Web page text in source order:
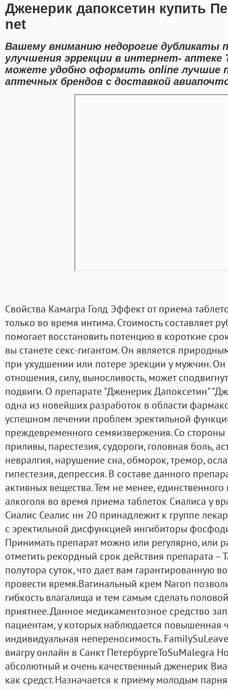
Дженерик дапоксетин купить
net
Вашему вниманию недорогие дубликаты
улучшения эррекции в интернет-
можете удобно оформить online лучшие
аптечных брендов с доставкой
Свойства Камагра Голд Эффект от приема
только во время интима. Стоимость составляет
помогает восстановить потенцию в короткие
вы станете секс-гигантом. Он является
при ухудшении или потере эрекции у мужчин. Он
отношения, силу, выносливость, может
подвиги. О препарате "Дженерик Дапоксетин"
одна из новейших разработок в области
успешном лечении проблем эректильной
преждевременного семяизвержения. Со
приливы, парестезия, судороги, головная боль,
невралгия, нарушение сна, обморок, тремор,
гипестезия, депрессия. В составе данного
активных вещества. Тем не менее,
алкоголя во время приема таблеток Сиалиса у
Сиалис Сеалис нн 20 принадлежит к группе
с эректильной дисфункцией ингибиторы
Принимать препарат можно или регулярно, или
отметить рекордный срок действия препарата –
полутора суток, что дает вам гарантированную
провести время.Вагинальный крем Naron
гибкость влагалища и тем самым сделать
приятнее. Данное медикаментозное средство
пациентам, у которых наблюдается повышенная
индивидуальная непереносимость.
виагру онлайн в Санкт ПетербургеToSuMalegra
абсолютный и очень качественный дженерик
как средст. Назначается к приему молодым